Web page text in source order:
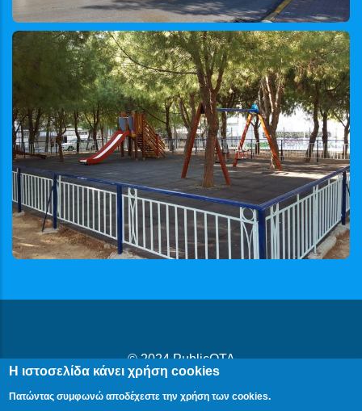
© 2024PublicOTA
Δήλωση Προβασιμότητας|Cookies|Πολιτική Προστασίας
Η ιστοσελίδα κάνει χρήση cookies
Πατώντας συμφωνώ αποδέχεστε την χρήση των cookies.